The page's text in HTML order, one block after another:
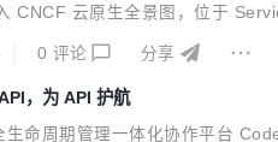
CNCF 云原生全景图，位于
0 评论 分享
，为 API 护航
命周期管理一体化协作平台